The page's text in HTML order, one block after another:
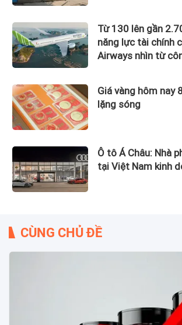
Từ 130 lên gần
năng lực tài chính
Airways nhìn từ
Giá vàng hôm nay
lặng sóng
Ô tô Á Châu: Nhà
tại Việt Nam kinh
CÙNG CHỦ ĐỀ